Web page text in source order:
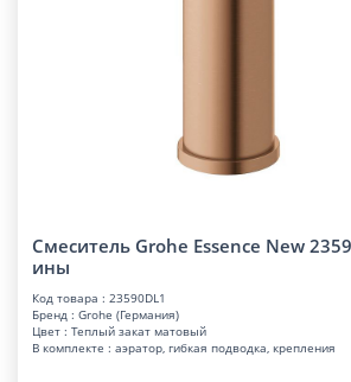
Смеситель Grohe Essence New
ины
Код товара : 23590DL1
Бренд : Grohe (Германия)
Цвет : Теплый закат матовый
В комплекте : аэратор, гибкая подводка, крепления